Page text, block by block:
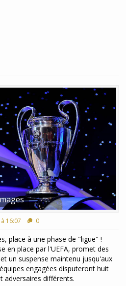
16:07 0
place à une phase de "ligue" !
en place par l'UEFA, promet des
un suspense maintenu jusqu'aux
engagées disputeront huit
adversaires différents.